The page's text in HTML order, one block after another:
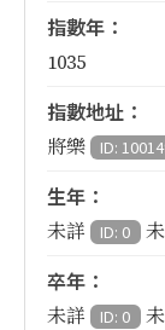
指數年：
1035
指數地址：
將樂 ID:
生年：
未詳 ID: 0
卒年：
未詳 ID: 0